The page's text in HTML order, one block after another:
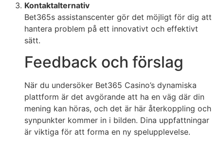
Kontaktalternativ
Bet365s assistanscenter gör det möjligt för dig att
hantera problem på ett innovativt och effektivt
sätt.
Feedback och förslag
När du undersöker Bet365 Casino’s dynamiska
plattform är det avgörande att ha en väg där din
mening kan höras, och det är här återkoppling och
synpunkter kommer in i bilden. Dina uppfattningar
är viktiga för att forma en ny spelupplevelse.